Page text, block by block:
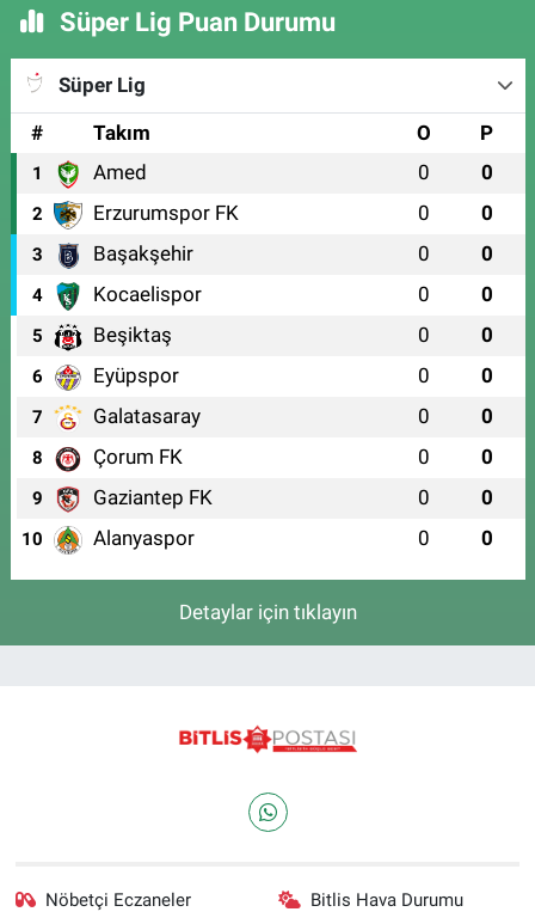
Süper Lig Puan Durumu
Süper Lig
#
Takım O P
1 Amed 0 0
2 Erzurumspor FK 0 0
3 Başakşehir 0 0
4 Kocaelispor 0 0
5 Beşiktaş 0 0
6 Eyüpspor 0 0
7 Galatasaray 0 0
8 Çorum FK 0 0
9 Gaziantep FK 0 0
10 Alanyaspor 0 0
Detaylar için tıklayın
Nöbetçi Eczaneler Bitlis Hava Durumu